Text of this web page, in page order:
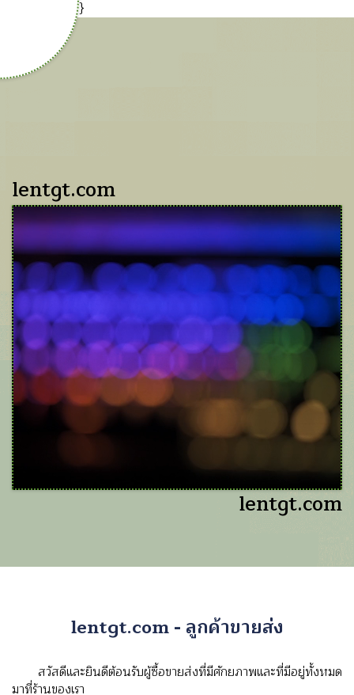
{cookies-code}
lentgt.com
lentgt.com
lentgt.com - ลูกค้าขายส่ง
สวัสดีและยินดีต้อนรับผู้ซื้อขายส่งที่มีศักยภาพและที่มีอยู่ทั้งหมด
มาที่ร้านของเรา